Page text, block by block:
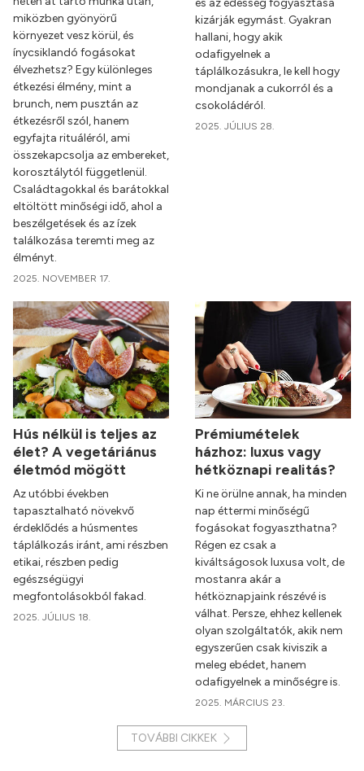
miközben gyönyörű
környezet vesz körül, és
ínycsiklandó fogásokat
élvezhetsz? Egy különleges
étkezési élmény, mint a
brunch, nem pusztán az
étkezésről szól, hanem
egyfajta rituáléról, ami
összekapcsolja az embereket,
korosztálytól függetlenül.
Családtagokkal és barátokkal
eltöltött minőségi idő, ahol a
beszélgetések és az ízek
találkozása teremti meg az
élményt.
2025. NOVEMBER 17.
és az édesség fogyasztása
kizárják egymást. Gyakran
hallani, hogy akik
odafigyelnek a
táplálkozásukra, le kell hogy
mondjanak a cukorról és a
csokoládéról.
2025. JÚLIUS 28.
Hús nélkül is teljes az
élet? A vegetáriánus
életmód mögött
Az utóbbi években
tapasztalható növekvő
érdeklődés a húsmentes
táplálkozás iránt, ami részben
etikai, részben pedig
egészségügyi
megfontolásokból fakad.
2025. JÚLIUS 18.
Prémiumételek
házhoz: luxus vagy
hétköznapi realitás?
Ki ne örülne annak, ha minden
nap éttermi minőségű
fogásokat fogyaszthatna?
Régen ez csak a
kiváltságosok luxusa volt, de
mostanra akár a
hétköznapjaink részévé is
válhat. Persze, ehhez kellenek
olyan szolgáltatók, akik nem
egyszerűen csak kiviszik a
meleg ebédet, hanem
odafigyelnek a minőségre is.
2025. MÁRCIUS 23.
TOVÁBBI CIKKEK